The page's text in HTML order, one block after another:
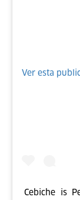
Ver esta
Cebiche is